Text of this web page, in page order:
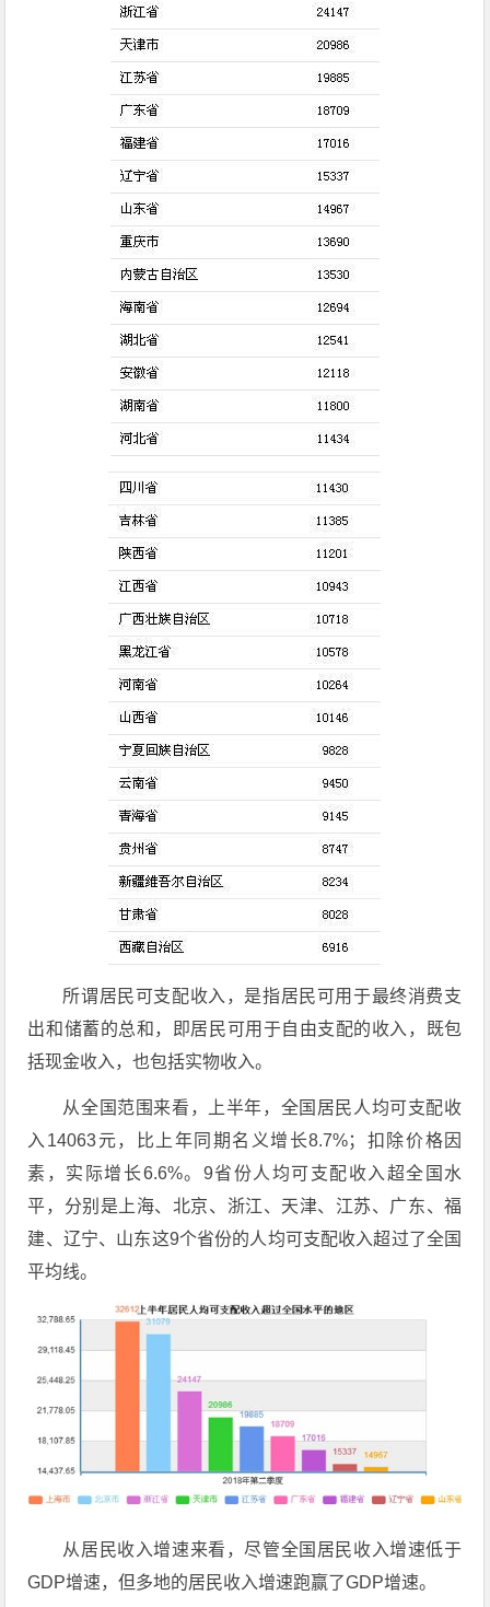
所谓居民可支配收入，是指居民可用于最终消费支
出和储蓄的总和，即居民可用于自由支配的收入，既包
括现金收入，也包括实物收入。
从全国范围来看，上半年，全国居民人均可支配收
入14063元，比上年同期名义增长8.7%；扣除价格因
素，实际增长6.6%。9省份人均可支配收入超全国水
平，分别是上海、北京、浙江、天津、江苏、广东、福
建、辽宁、山东这9个省份的人均可支配收入超过了全国
平均线。
从居民收入增速来看，尽管全国居民收入增速低于
GDP增速，但多地的居民收入增速跑赢了GDP增速。